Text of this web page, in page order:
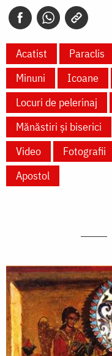
Acatist Paraclis
Minuni
Icoane
Locuri de pelerinaj
Mănăstiri și biserici
Video
Fotografii
Apostol